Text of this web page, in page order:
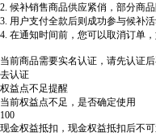
2. 候补销售商品供应紧俏，部分商
3. 用户支付全款后则成功参与候补
4. 在通知时间前，您可以取消订单
当前商品需要实名认证，请先认证
去认证
权益点不足提醒
当前权益点不足，是否确定使用
100
现金权益抵扣，现金权益抵扣后不